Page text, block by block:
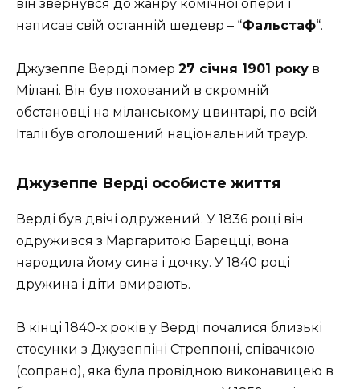
він звернувся до жанру комічної опери і
написав свій останній шедевр – “Фальстаф“.
Джузеппе Верді помер 27 січня 1901 року в
Мілані. Він був похований в скромній
обстановці на міланському цвинтарі, по всій
Італії був оголошений національний траур.
Джузеппе Верді особисте життя
Верді був двічі одружений. У 1836 році він
одружився з Маргаритою Барецці, вона
народила йому сина і дочку. У 1840 році
дружина і діти вмирають.
В кінці 1840-х років у Верді почалися близькі
стосунки з Джузеппіні Стреппоні, співачкою
(сопрано), яка була провідною виконавицею в